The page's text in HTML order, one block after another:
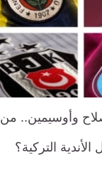
وأوسيمين.. من
الأندية التركية؟